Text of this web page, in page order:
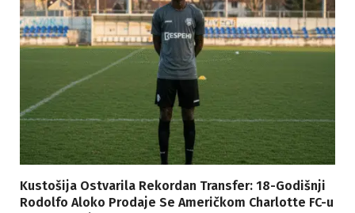
Kustošija Ostvarila Rekordan Transfer: 18-Godišnji
Rodolfo Aloko Prodaje Se Američkom Charlotte FC-u